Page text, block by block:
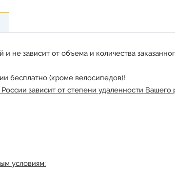
не зависит от объема и количества
бесплатно (кроме велосипедов)!
зависит от степени удаленности Вашего
условиям: